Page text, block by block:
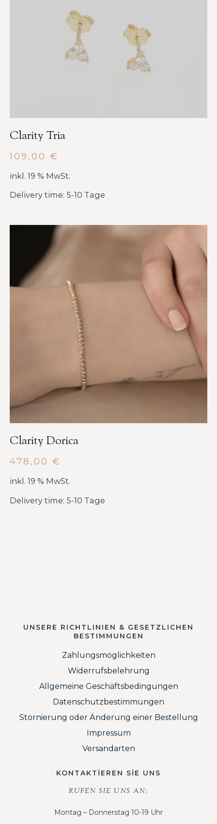
Clarity Tria
109,00 €
inkl. 19 % MwSt.
Delivery time: 5-10 Tage
Clarity Dorica
478,00 €
inkl. 19 % MwSt.
Delivery time: 5-10 Tage
UNSERE RICHTLINIEN & GESETZLICHEN
BESTIMMUNGEN
Zahlungsmöglichkeiten
Widerrufsbelehrung
Allgemeine Geschäftsbedingungen
Datenschutzbestimmungen
Stornierung oder Änderung einer Bestellung
Impressum
Versandarten
KONTAKTİEREN SİE UNS
RUFEN SIE UNS AN:
Montag – Donnerstag 10-19 Uhr